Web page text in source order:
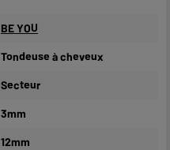
BE YOU
Tondeuse à cheveux
Secteur
3mm
12mm